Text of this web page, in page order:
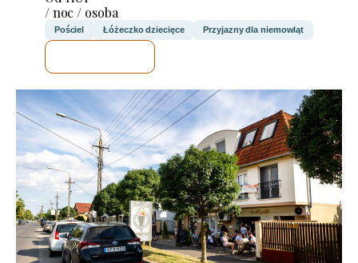
/ noc / osoba
Pościel Łóżeczko dziecięce Przyjazny dla niemowląt